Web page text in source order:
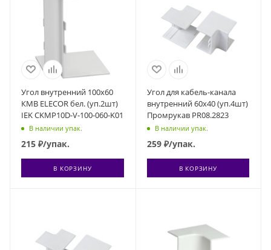
Угол внутренний 100х60
КМВ ELECOR бел. (уп.2шт)
IEK CKMP10D-V-100-060-K01
В наличии упак.
215 ₽/упак.
В КОРЗИНУ
Угол для кабель-канала
внутренний 60х40 (уп.4шт)
Промрукав PR08.2823
В наличии упак.
259₽/упак.
В КОРЗИНУ